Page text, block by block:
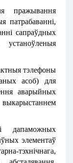
пражывання
патрабаванні,
сапраўдных
тэлефоны
асоб) для
аварыйных
элементаў
тэхнічнага,